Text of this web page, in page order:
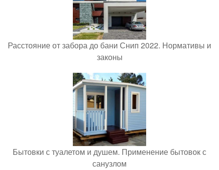
Расстояние от забора до бани Снип 2022. Нормативы и
законы
Бытовки с туалетом и душем. Применение бытовок с
санузлом